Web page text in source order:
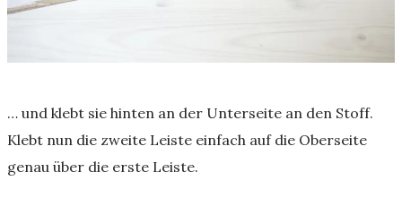
… und klebt sie hinten an der Unterseite an den Stoff.
Klebt nun die zweite Leiste einfach auf die Oberseite
genau über die erste Leiste.